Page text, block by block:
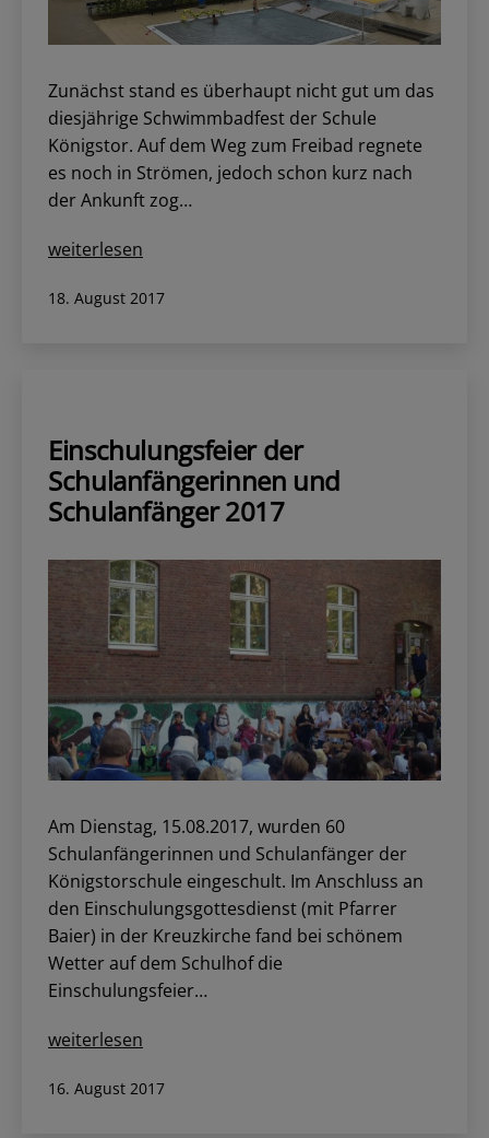
Zunächst stand es überhaupt nicht gut um das
diesjährige Schwimmbadfest der Schule
Königstor. Auf dem Weg zum Freibad regnete
es noch in Strömen, jedoch schon kurz nach
der Ankunft zog…
Schwimmbadfest
Freibad
weiterlesen
Veröffentlicht
18. August 2017
Einschulungsfeier der
Schulanfängerinnen und
Schulanfänger 2017
Am Dienstag, 15.08.2017, wurden 60
Schulanfängerinnen und Schulanfänger der
Königstorschule eingeschult. Im Anschluss an
den Einschulungsgottesdienst (mit Pfarrer
Baier) in der Kreuzkirche fand bei schönem
Wetter auf dem Schulhof die
Einschulungsfeier…
Einschulungsfeier
Schulanfängerinnen
weiterlesen
Veröffentlicht
16. August 2017